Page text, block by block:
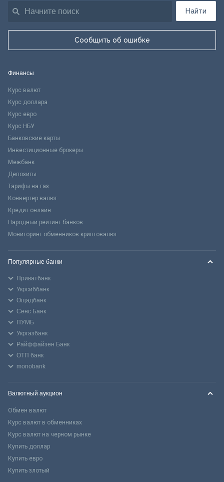
Найти
Сообщить об ошибке
Финансы
Курс валют
Курс доллара
Курс евро
Курс НБУ
Банковские карты
Инвестиционные брокеры
Межбанк
Депозиты
Тарифы на газ
Конвертер валют
Кредит онлайн
Народный рейтинг банков
Мониторинг обменников криптовалют
Популярные банки
Приватбанк
Укрсиббанк
Ощадбанк
Сенс Банк
ПУМБ
Укргазбанк
Райффайзен Банк
ОТП банк
monobank
Валютный аукцион
Обмен валют
Курс валют в обменниках
Курс валют на черном рынке
Купить доллар
Купить евро
Купить злотый